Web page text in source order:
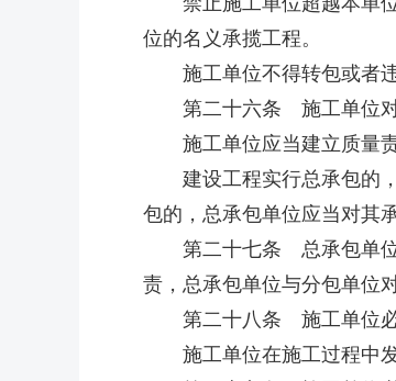
位的名义承揽工程。
施工单位不得转包或者违
第二十六条 施工单位对
施工单位应当建立质量责
建设工程实行总承包的，
包的，总承包单位应当对其
第二十七条 总承包单位依
责，总承包单位与分包单位
第二十八条 施工单位必须
施工单位在施工过程中发